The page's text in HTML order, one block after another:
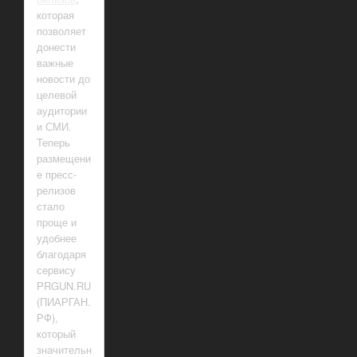
которая
позволяет
донести
важные
новости до
целевой
аудитории
и СМИ.
Теперь
размещени
е пресс-
релизов
стало
проще и
удобнее
благодаря
сервису
PRGUN.RU
(ПИАРГАН.
РФ),
который
значительн